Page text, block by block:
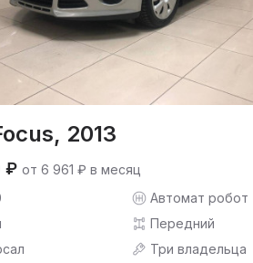
2013
₽ от 6 961 ₽ в месяц
Автомат робот
Передний
Три владельца